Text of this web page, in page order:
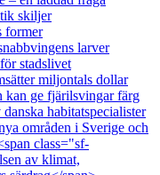
skiljer
former
larver
stadslivet
miljontals dollar
kan ge fjärilsvingar färg
habitatspecialister
områden i Sverige och
class="sf-
av klimat,